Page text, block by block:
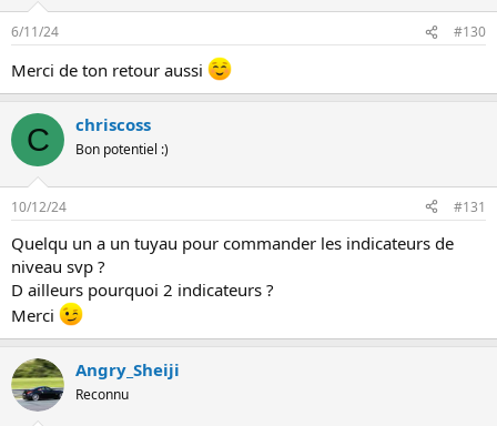
i
n
s
6/11/24 #130
Merci de ton retour aussi
C chriscoss
Bon potentiel :)
10/12/24 #131
Quelqu un a un tuyau pour commander les indicateurs de
niveau svp ?
D ailleurs pourquoi 2 indicateurs ?
Merci
Angry_Sheiji
Reconnu